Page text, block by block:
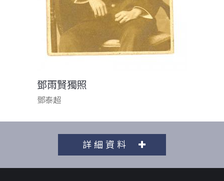
鄧雨賢獨照
鄧泰超
詳細資料